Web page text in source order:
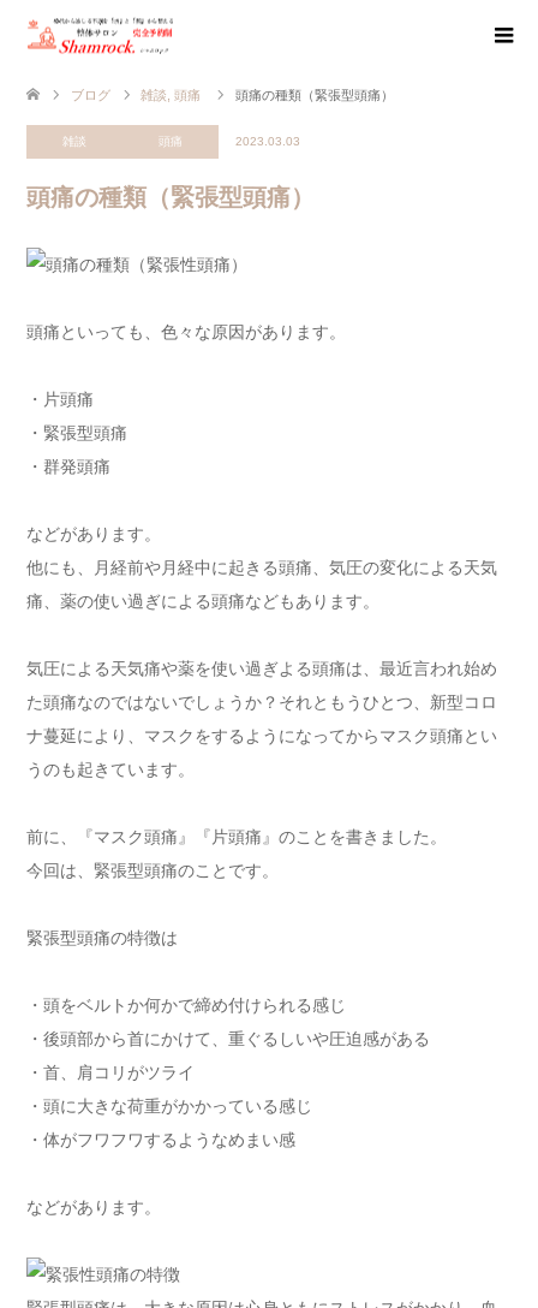
ブログ 雑談 頭痛 頭痛の種類（緊張型頭痛）
雑談 頭痛 2023.03.03
頭痛の種類（緊張型頭痛）
頭痛といっても、色々な原因があります。
・片頭痛
・緊張型頭痛
・群発頭痛
などがあります。
他にも、月経前や月経中に起きる頭痛、気圧の変化による天気
痛、薬の使い過ぎによる頭痛などもあります。
気圧による天気痛や薬を使い過ぎよる頭痛は、最近言われ始め
た頭痛なのではないでしょうか？それともうひとつ、新型コロ
ナ蔓延により、マスクをするようになってからマスク頭痛とい
うのも起きています。
前に、『マスク頭痛』『片頭痛』のことを書きました。
今回は、緊張型頭痛のことです。
緊張型頭痛の特徴は
・頭をベルトか何かで締め付けられる感じ
・後頭部から首にかけて、重ぐるしいや圧迫感がある
・首、肩コリがツライ
・頭に大きな荷重がかかっている感じ
・体がフワフワするようなめまい感
などがあります。